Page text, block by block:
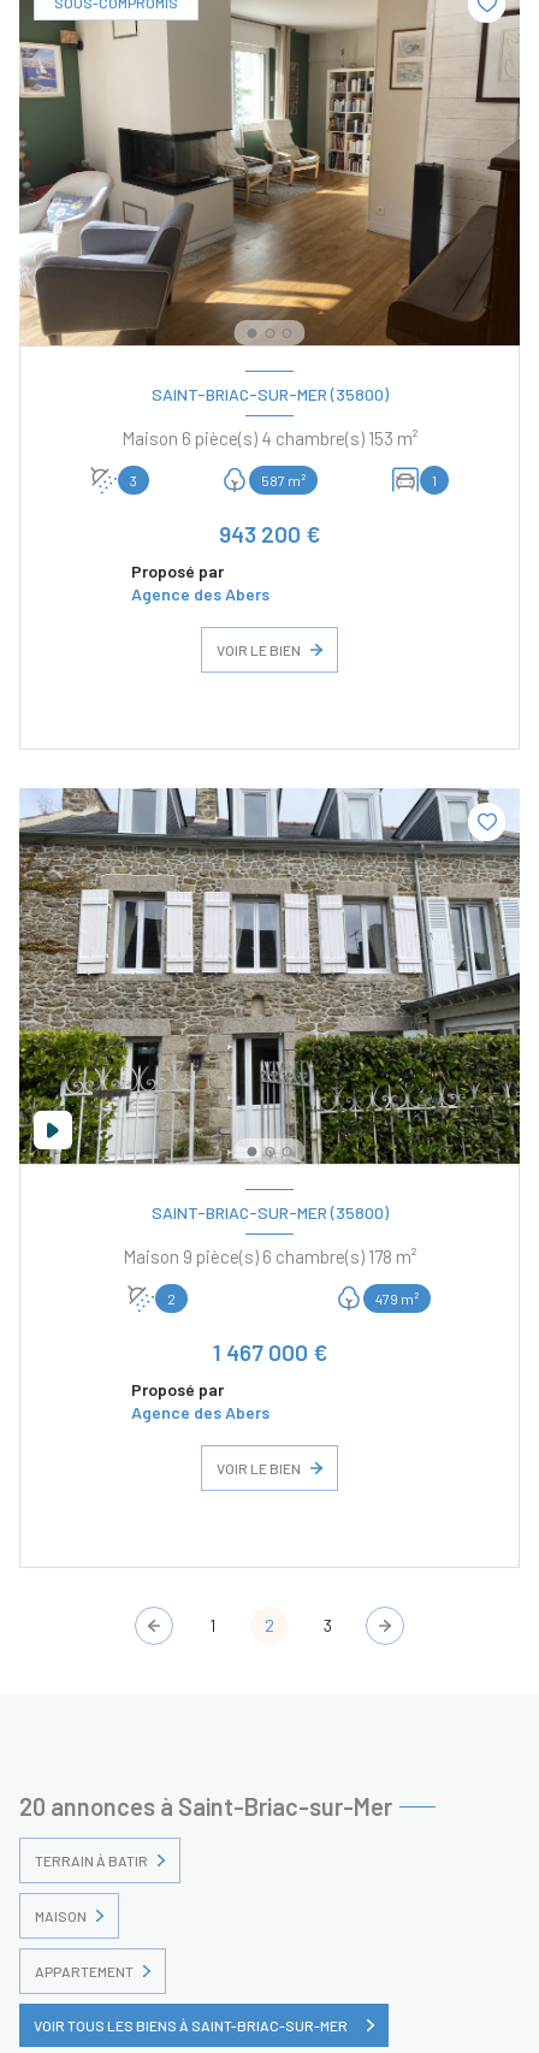
SAINT-BRIAC-SUR-MER (35800)
Maison 6 pièce(s) 4 chambre(s) 153 m²
3 587 m² 1
943 200 €
Proposé par
Agence des Abers
VOIR LE BIEN
SAINT-BRIAC-SUR-MER (35800)
Maison 9 pièce(s) 6 chambre(s) 178 m²
2 479 m²
1 467 000 €
Proposé par
Agence des Abers
VOIR LE BIEN
1 2 3
20 annonces à Saint-Briac-sur-Mer
TERRAIN À BATIR
MAISON
APPARTEMENT
VOIR TOUS LES BIENS À SAINT-BRIAC-SUR-MER